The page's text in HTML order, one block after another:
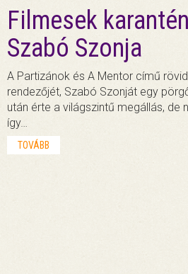
Filmesek
Szabó Szonja
A Partizánok és A Mentor című
rendezőjét, Szabó Szonját egy
után érte a világszintű megállás, de
így…
TOVÁBB